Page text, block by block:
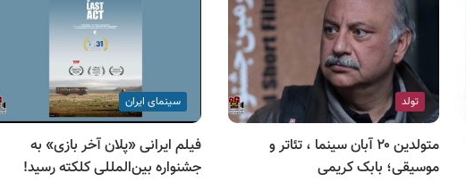
تولد
متولدین ۲۰ آبان سینما ، تئاتر و
موسیقی؛ بابک کریمی
سینمای ایران
فیلم ایرانی «پلان آخر بازی» به
جشنواره بین‌المللی کلکته رسید!